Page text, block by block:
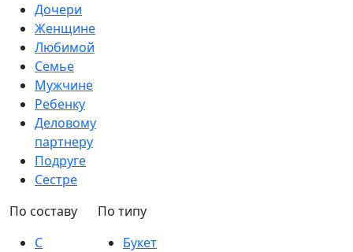
Дочери
Женщине
Любимой
Семье
Мужчине
Ребенку
Деловому
партнеру
Подруге
Сестре
По составу
С
По типу
Букет